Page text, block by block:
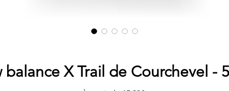
balance X Trail de Courchevel -